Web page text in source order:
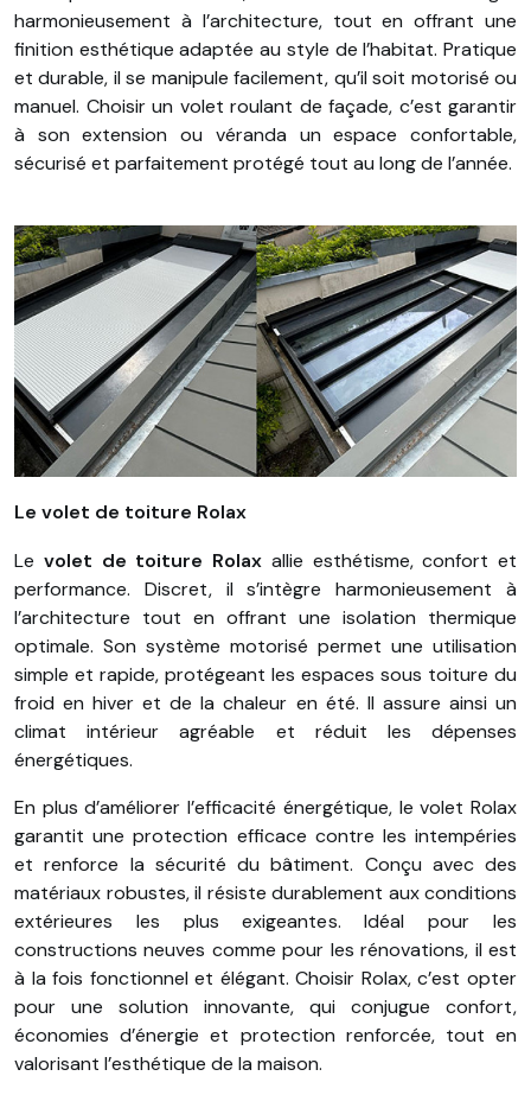
harmonieusement à l’architecture, tout en offrant une
finition esthétique adaptée au style de l’habitat. Pratique
et durable, il se manipule facilement, qu’il soit motorisé ou
manuel. Choisir un volet roulant de façade, c’est garantir
à son extension ou véranda un espace confortable,
sécurisé et parfaitement protégé tout au long de l’année.
Le volet de toiture Rolax
Le volet de toiture Rolax allie esthétisme, confort et
performance. Discret, il s’intègre harmonieusement à
l’architecture tout en offrant une isolation thermique
optimale. Son système motorisé permet une utilisation
simple et rapide, protégeant les espaces sous toiture du
froid en hiver et de la chaleur en été. Il assure ainsi un
climat intérieur agréable et réduit les dépenses
énergétiques.
En plus d’améliorer l’efficacité énergétique, le volet Rolax
garantit une protection efficace contre les intempéries
et renforce la sécurité du bâtiment. Conçu avec des
matériaux robustes, il résiste durablement aux conditions
extérieures les plus exigeantes. Idéal pour les
constructions neuves comme pour les rénovations, il est
à la fois fonctionnel et élégant. Choisir Rolax, c’est opter
pour une solution innovante, qui conjugue confort,
économies d’énergie et protection renforcée, tout en
valorisant l’esthétique de la maison.